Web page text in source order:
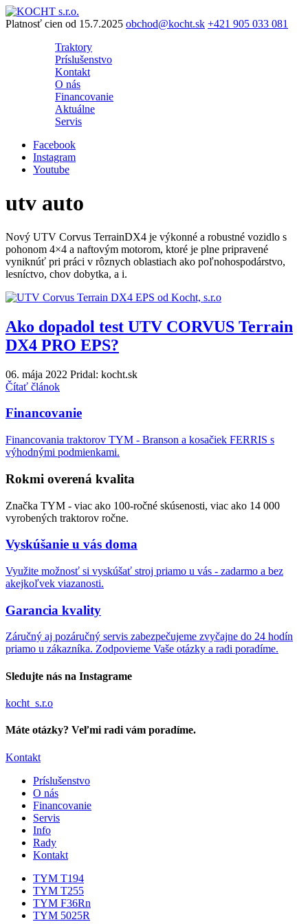
Preskočiť
na
Platnosť cien od 15.7.2025 obchod@kocht.sk +421 905 033 081
Traktory
Príslušenstvo
Kontakt
O nás
Financovanie
Aktuálne
Servis
Facebook
Instagram
Youtube
utv auto
Nový UTV Corvus TerrainDX4 je výkonné a robustné vozidlo s
pohonom 4×4 a naftovým motorom, ktoré je plne pripravené
vyniknúť pri práci v rôznych oblastiach ako poľnohospodárstvo,
lesníctvo, chov dobytka, a i.
Ako dopadol test UTV CORVUS Terrain
DX4 PRO EPS?
06. mája 2022 Pridal: kocht.sk
Čítať článok
Financovanie
Financovania traktorov TYM - Branson a kosačiek FERRIS s
výhodnými podmienkami.
Rokmi overená kvalita
Značka TYM - viac ako 100-ročné skúsenosti, viac ako 14 000
vyrobených traktorov ročne.
Vyskúšanie u vás doma
Využite možnosť si vyskúšať stroj priamo u vás - zadarmo a bez
akejkoľvek viazanosti.
Garancia kvality
Záručný aj pozáručný servis zabezpečujeme zvyčajne do 24 hodín
priamo u zákazníka. Zodpovieme Vaše otázky a radi poradíme.
Sledujte nás na Instagrame
kocht_s.r.o
Máte otázky? Veľmi radi vám poradíme.
Kontakt
Príslušenstvo
O nás
Financovanie
Servis
Info
Rady
Kontakt
TYM T194
TYM T255
TYM F36Rn
TYM 5025R